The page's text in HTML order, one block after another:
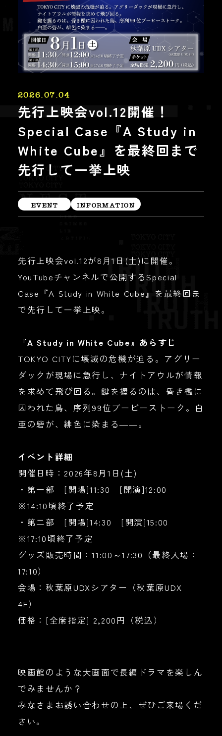
先行上映会vol.12開催！
Special Case『A Study in
White Cube』を最終回まで
先行して一挙上映
EVENT INFORMATION
2026.07.04
先行上映会vol.12が8月1日(土)に開催。
YouTubeチャンネルで公開するSpecial
Case『A Study in White Cube』を最終回ま
で先行して一挙上映。
『A Study in White Cube』あらすじ
TOKYO CITYに壊滅の危機が迫る。アグリー
ダックが現場に急行し、ナイトアウルが情報
を求めて飛び回る。鍵を握るのは、昏き檻に
囚われた鳥、序列99位ブービーストーク。白
亜の砦が、緋色に染まる――。
イベント詳細
開催日時：2026年8月1日(土)
・第一部 [開場]11:30 [開演]12:00
※14:10頃終了予定
・第二部 [開場]14:30 [開演]15:00
※17:10頃終了予定
グッズ販売時間：11:00～17:30（最終入場：
17:10）
会場：秋葉原UDXシアター（秋葉原UDX
4F）
価格：[全席指定] 2,200円（税込）
映画館のような大画面で長編ドラマを楽しん
でみませんか？
みなさまお誘い合わせの上、ぜひご来場くだ
さい。